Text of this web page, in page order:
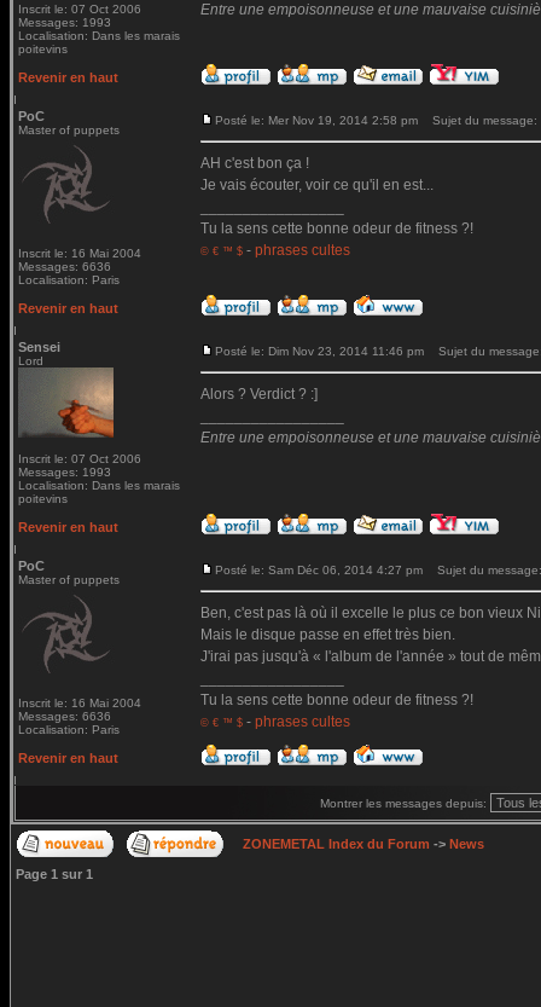
Inscrit le: 07 Oct 2006
Messages: 1993
Localisation: Dans les marais
poitevins
Entre une empoisonneuse et une mauvaise
Revenir en haut
PoC
Master of puppets
Inscrit le: 16 Mai 2004
Messages: 6636
Localisation: Paris
Posté le: Mer Nov 19, 2014 2:58 pm Sujet du message:
AH c'est bon ça !
Je vais écouter, voir ce qu'il en est...
Tu la sens cette bonne odeur de fitness ?!
© € ™ $ - phrases cultes
Revenir en haut
Sensei
Lord
Inscrit le: 07 Oct 2006
Messages: 1993
Localisation: Dans les marais
poitevins
Posté le: Dim Nov 23, 2014 11:46 pm Sujet du
Alors ? Verdict ? :]
Entre une empoisonneuse et une mauvaise
Revenir en haut
PoC
Master of puppets
Inscrit le: 16 Mai 2004
Messages: 6636
Localisation: Paris
Posté le: Sam Déc 06, 2014 4:27 pm Sujet du message:
Ben, c'est pas là où il excelle le plus ce bon vieux
Mais le disque passe en effet très bien.
J'irai pas jusqu'à « l'album de l'année » tout de
Tu la sens cette bonne odeur de fitness ?!
© € ™ $ - phrases cultes
Revenir en haut
Montrer les messages depuis:
ZONEMETAL Index du Forum -> News
Page 1 sur 1